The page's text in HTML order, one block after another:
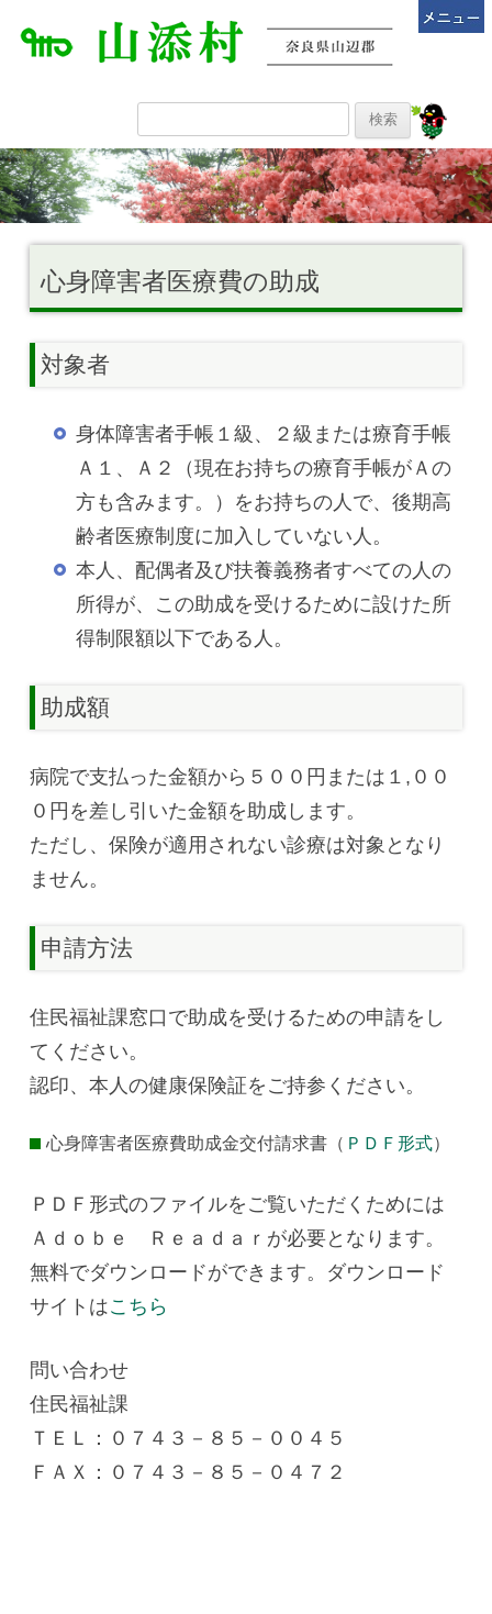
心身障害者医療費の助成
対象者
身体障害者手帳１級、２級または療育手帳
Ａ１、Ａ２（現在お持ちの療育手帳がＡの
方も含みます。）をお持ちの人で、後期高
齢者医療制度に加入していない人。
本人、配偶者及び扶養義務者すべての人の
所得が、この助成を受けるために設けた所
得制限額以下である人。
助成額
病院で支払った金額から５００円または１,００
０円を差し引いた金額を助成します。
ただし、保険が適用されない診療は対象となり
ません。
申請方法
住民福祉課窓口で助成を受けるための申請をし
てください。
認印、本人の健康保険証をご持参ください。
心身障害者医療費助成金交付請求書（ ＰＤＦ形式）
ＰＤＦ形式のファイルをご覧いただくためには
Ａｄｏｂｅ Ｒｅａｄａｒが必要となります。
無料でダウンロードができます。ダウンロード
サイトはこちら
問い合わせ
住民福祉課
ＴＥＬ：０７４３－８５－００４５
ＦＡＸ：０７４３－８５－０４７２